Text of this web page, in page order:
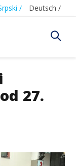
/ Deutsch /
27.